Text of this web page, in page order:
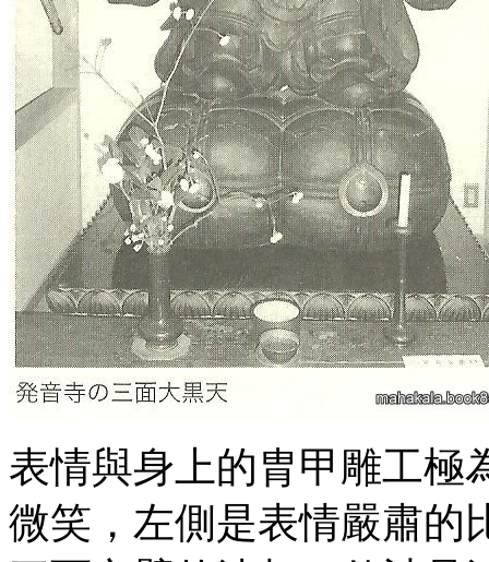
表情與身上的胄甲雕工極
微笑，左側是表情嚴肅的